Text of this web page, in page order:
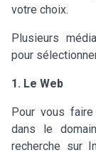
votre choix.
Plusieurs
pour
1. Le Web
Pour vous
dans le
recherche sur